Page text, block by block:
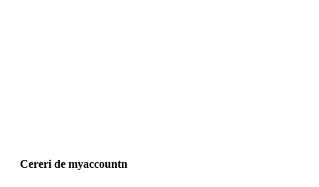
Cereri de myaccountn